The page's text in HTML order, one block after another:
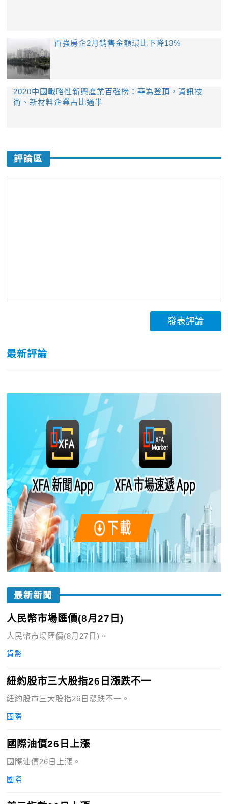
百強房企2月銷售金額環比下降13%
2020中國戰略性新興產業百強榜：華為登頂，資訊技
術、新材料企業占比過半
評論區
發表評論
最新評論
最新新聞
人民幣市場匯價(8月27日)
人民幣市場匯價(8月27日)。
貨幣
紐約股市三大股指26日漲跌不一
紐約股市三大股指26日漲跌不一。
國際
國際油價26日上漲
國際油價26日上漲。
國際